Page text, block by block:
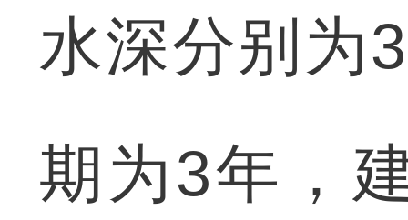
水深分别为
期为3年，